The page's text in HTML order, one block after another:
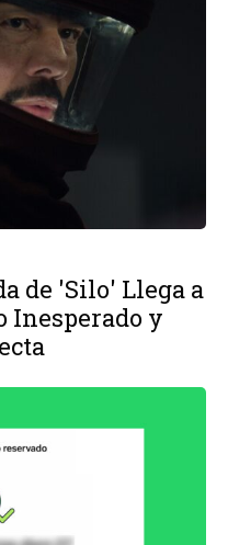
de 'Silo' Llega a
Inesperado y